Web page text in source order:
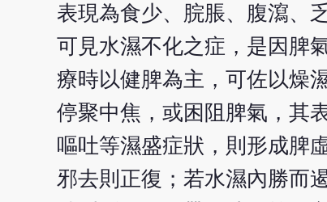
表現為食少、脘脹、腹瀉、
可見水濕不化之症，是因脾
療時以健脾為主，可佐以燥
停聚中焦，或困阻脾氣，其
嘔吐等濕盛症狀，則形成脾
邪去則正復；若水濕內勝而